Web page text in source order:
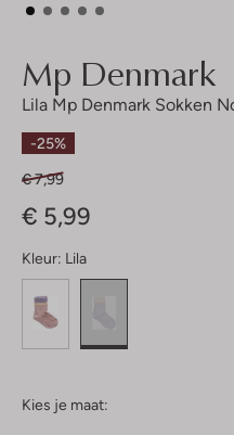
Mp Denmark
Lila Mp Denmark Sokken
-25%
€ 7,99
€ 5,99
Kleur: Lila
Kies je maat: